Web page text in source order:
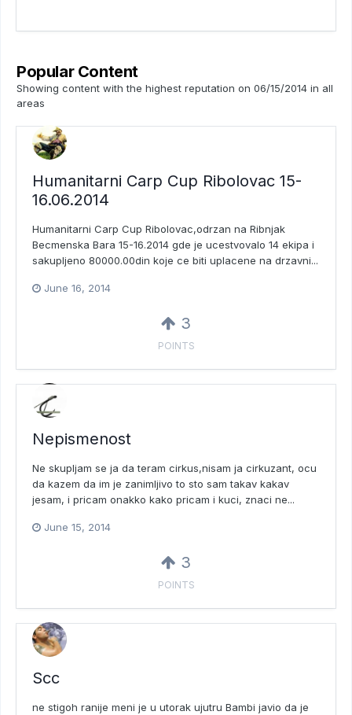
Popular Content
Showing content with the highest reputation on 06/15/2014 in all
areas
Humanitarni Carp Cup Ribolovac 15-
16.06.2014
Humanitarni Carp Cup Ribolovac,odrzan na Ribnjak
Becmenska Bara 15-16.2014 gde je ucestvovalo 14 ekipa i
sakupljeno 80000.00din koje ce biti uplacene na drzavni...
June 16, 2014
3
POINTS
Nepismenost
Ne skupljam se ja da teram cirkus,nisam ja cirkuzant, ocu
da kazem da im je zanimljivo to sto sam takav kakav
jesam, i pricam onakko kako pricam i kuci, znaci ne...
June 15, 2014
3
POINTS
Scc
ne stigoh ranije meni je u utorak ujutru Bambi javio da je